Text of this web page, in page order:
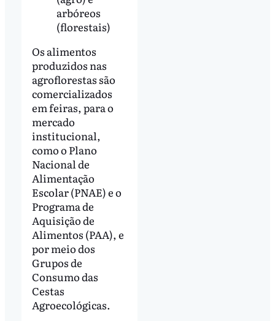
arbóreos
(florestais)
Os alimentos
produzidos nas
agroflorestas são
comercializados
em feiras, para o
mercado
institucional,
como o Plano
Nacional de
Alimentação
Escolar (PNAE) e o
Programa de
Aquisição de
Alimentos (PAA), e
por meio dos
Grupos de
Consumo das
Cestas
Agroecológicas.